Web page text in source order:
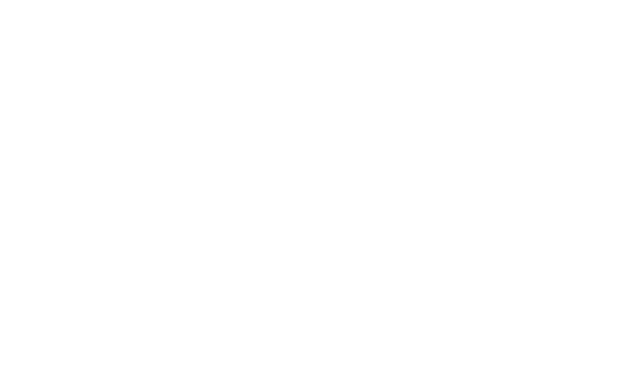
služba žehlení prádla jsou za poplatek. Pokojový servis a concierge služba jsou případně za poplatek.
slunečníky (zdarma).
hodinách. 1 jídlo v restauraci à-la-carte, internet zdarma a 24 hod. servis.
lázeňská oblast, sauna a masáže případně za poplatek. Zábava pro dospělé: animační program s večerní show a živou hudbou.
služby jsou závislé na ročním období a na místních klimatických podmínkách. Jazyky: angličtina a španělština. Kreditní karty: Visa a
(zdarma) a sejfem (případně za poplatek) a také centrálně řízenou klimatizací. Koupelna se sprchou.
(zdarma) a sejfem (případně za poplatek) a také centrálně řízenou klimatizací. Koupelna se sprchou.
(zdarma) a sejfem (případně za poplatek) a také centrálně řízenou klimatizací. Koupelna se sprchou.